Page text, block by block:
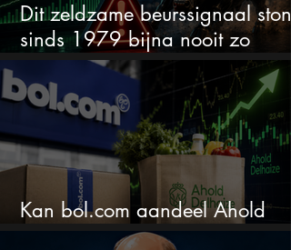
Dit zeldzame beurssignaal stond
sinds 1979 bijna nooit zo
extreem
Kan bol.com aandeel Ahold
nieuw leven inblazen?